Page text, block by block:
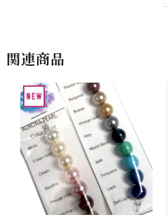
関連商品